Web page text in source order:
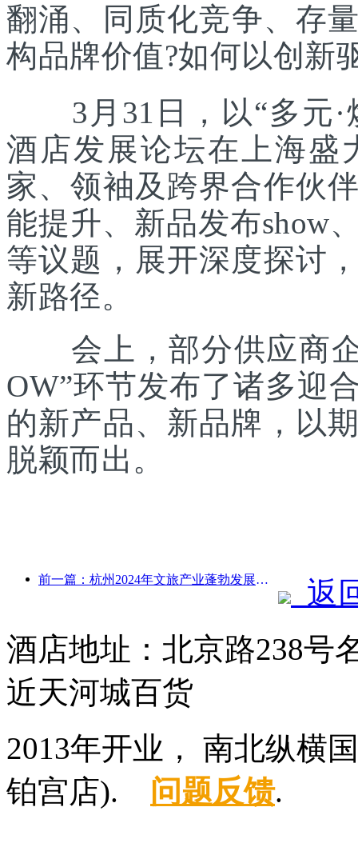
翻涌、同质化竞争、存
构品牌价值?如何以创新
3月31日，以“多元·
酒店发展论坛在上海盛
家、领袖及跨界合作伙
能提升、新品发布show
等议题，展开深度探讨
新路径。
会上，部分供应商企
OW”环节发布了诸多迎
的新产品、新品牌，以
脱颖而出。
前一篇：杭州2024年文旅产业蓬勃发展：文化增加值超3400亿，入境游客倍增
返
酒店地址：北京路238号
近天河城百货
2013年开业， 南北纵横
铂宫店). 问题反馈.